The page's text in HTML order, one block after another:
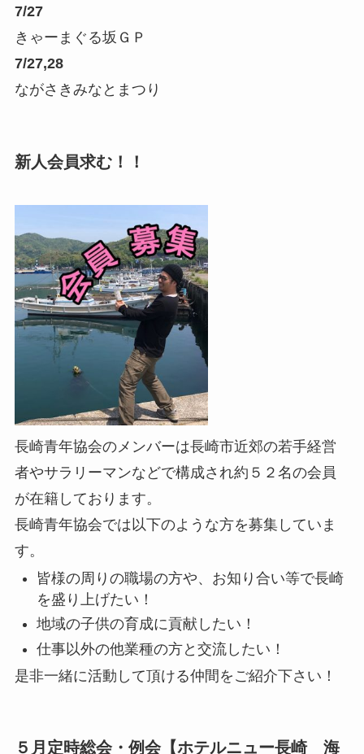
7/27
きゃーまぐる坂ＧＰ
7/27,28
ながさきみなとまつり
新人会員求む！！
長崎青年協会のメンバーは長崎市近郊の若手経営
者やサラリーマンなどで構成され約５２名の会員
が在籍しております。
長崎青年協会では以下のような方を募集していま
す。
皆様の周りの職場の方や、お知り合い等で長崎
を盛り上げたい！
地域の子供の育成に貢献したい！
仕事以外の他業種の方と交流したい！
是非一緒に活動して頂ける仲間をご紹介下さい！
５月定時総会・例会【ホテルニュー長崎 海